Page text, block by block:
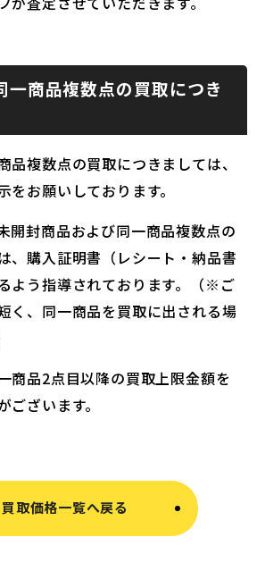
一商品複数点の買取につき
品複数点の買取につきましては、
をお願いしております。
開封商品および同一商品複数点の
、購入証明書（レシート・納品書
よう指導されております。（※ご
く、同一商品を買取に出される場
商品2点目以降の買取上限金額を
ございます。
買取価格一覧へ戻る